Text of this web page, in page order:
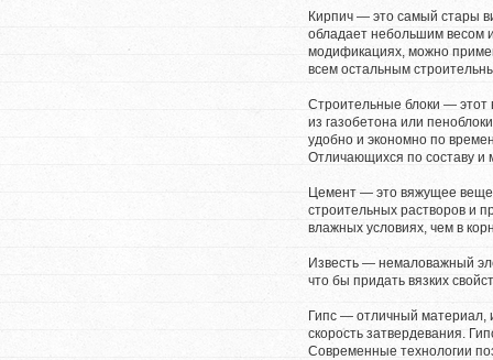
Кирпич — это самый стары
обладает небольшим весом
модификациях, можно
всем остальным
Строительные блоки — этот
из газобетона или
удобно и экономно по
Отличающихся по составу и
Цемент — это вяжущее
строительных растворов и
влажных условиях, чем в
Известь — немаловажный
что бы придать вязких
Гипс — отличный материал,
скорость затвердевания.
Современные технологии